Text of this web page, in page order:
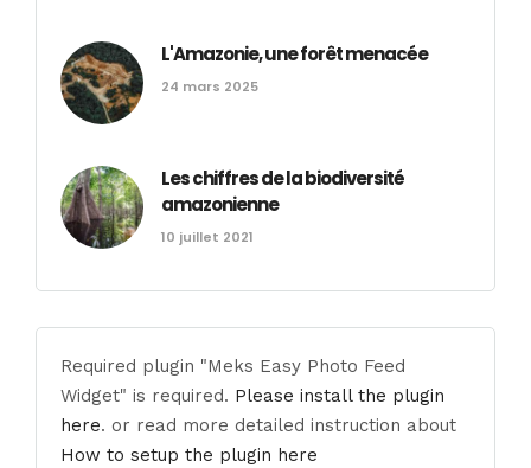
L'Amazonie, une forêt menacée
24 mars 2025
Les chiffres de la biodiversité
amazonienne
10 juillet 2021
Required plugin "Meks Easy Photo Feed
Widget" is required. Please install the plugin
here. or read more detailed instruction about
How to setup the plugin here